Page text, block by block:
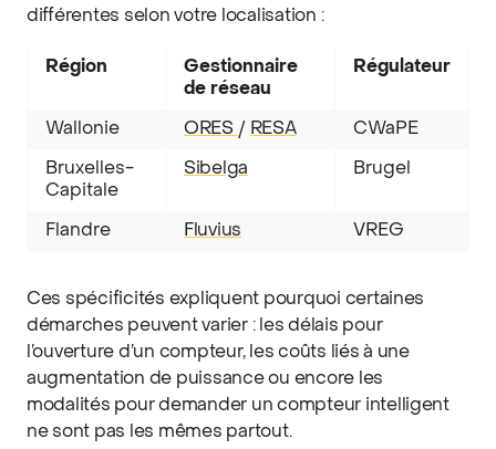
différentes selon votre localisation :
Région
Gestionnaire
de réseau
Régulateur
Wallonie ORES / RESA CWaPE
Bruxelles-
Capitale
Sibelga Brugel
Flandre Fluvius VREG
Ces spécificités expliquent pourquoi certaines
démarches peuvent varier : les délais pour
l’ouverture d’un compteur, les coûts liés à une
augmentation de puissance ou encore les
modalités pour demander un compteur intelligent
ne sont pas les mêmes partout.